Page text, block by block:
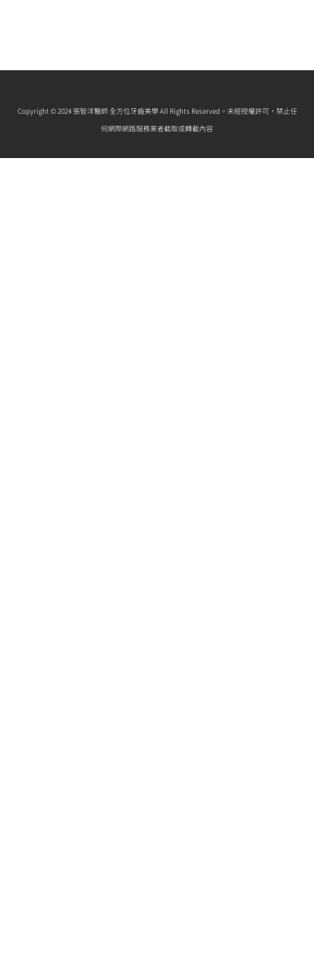
Copyright © 2024 張智洋醫師 全方位牙齒美學 All Rights Reserved。未經授權許可，禁止任
何網際網路服務業者截取或轉載內容